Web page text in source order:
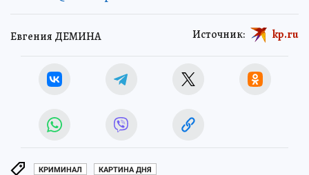
Евгения ДЕМИНА Источник: kp.ru
КРИМИНАЛ КАРТИНА ДНЯ